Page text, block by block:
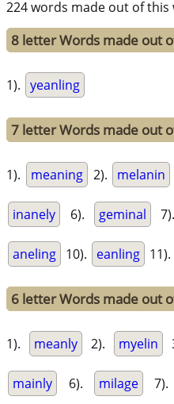
224 words made out of this
8 letter Words made out
1). yeanling
7 letter Words made out
1). meaning 2). melanin
inanely 6). geminal 7).
aneling 10). eanling 11).
6 letter Words made out
1). meanly 2). myelin
mainly 6). milage 7).